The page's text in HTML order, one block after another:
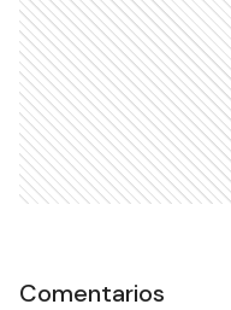
Comentarios